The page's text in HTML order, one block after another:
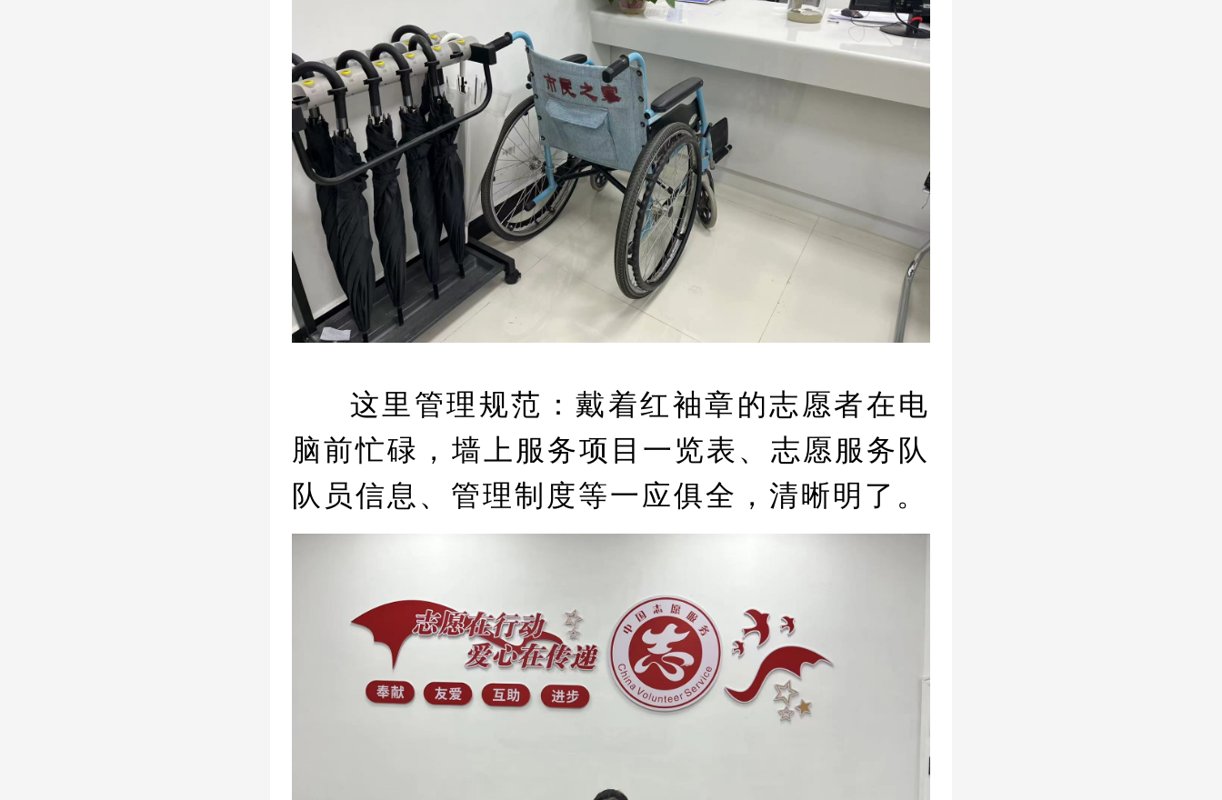
这里管理规范：戴着红袖章的志愿者在电
脑前忙碌，墙上服务项目一览表、志愿服务队
队员信息、管理制度等一应俱全，清晰明了。